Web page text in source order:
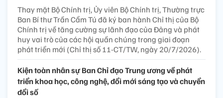
Thay mặt Bộ Chính trị, Ủy viên Bộ Chính trị, Thường trực
Ban Bí thư Trần Cẩm Tú đã ký ban hành Chỉ thị của Bộ
Chính trị về tăng cường sự lãnh đạo của Đảng và phát
huy vai trò của các hội quần chúng trong giai đoạn
phát triển mới (Chỉ thị số 11-CT/TW, ngày 20/7/2026).
Kiện toàn nhân sự Ban Chỉ đạo Trung ương về phát
triển khoa học, công nghệ, đổi mới sáng tạo và chuyển
đổi số